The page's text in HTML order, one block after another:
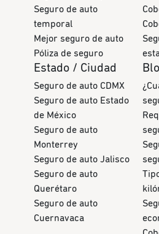
Seguro de auto
temporal
Mejor seguro de auto
Póliza de seguro
Estado / Ciudad
Seguro de auto CDMX
Seguro de auto Estado
de México
Seguro de auto
Monterrey
Seguro de auto Jalisco
Seguro de auto
Querétaro
Seguro de auto
Cuernavaca